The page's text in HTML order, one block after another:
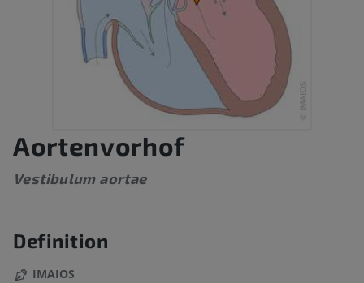
Aortenvorhof
Vestibulum aortae
Definition
IMAIOS